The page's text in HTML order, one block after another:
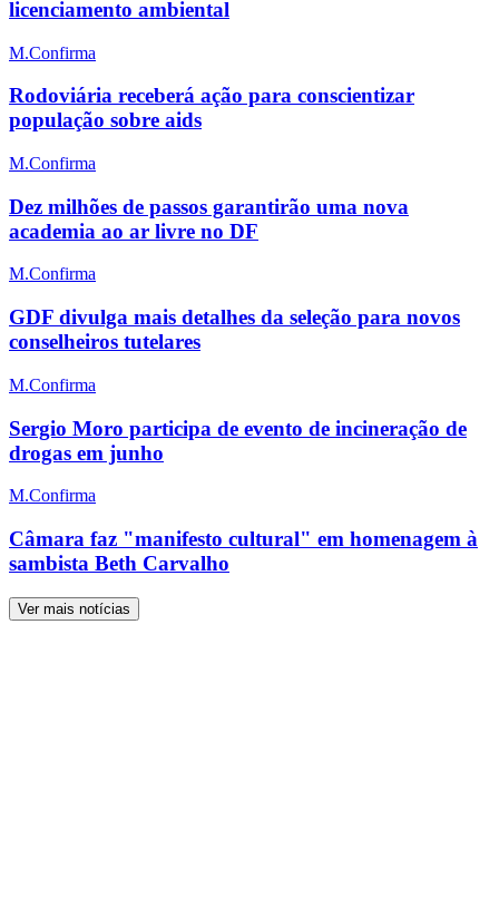
licenciamento ambiental
M.Confirma
Rodoviária receberá ação para conscientizar
população sobre aids
M.Confirma
Dez milhões de passos garantirão uma nova
academia ao ar livre no DF
M.Confirma
GDF divulga mais detalhes da seleção para novos
conselheiros tutelares
M.Confirma
Sergio Moro participa de evento de incineração de
drogas em junho
M.Confirma
Câmara faz "manifesto cultural" em homenagem à
sambista Beth Carvalho
Ver mais notícias